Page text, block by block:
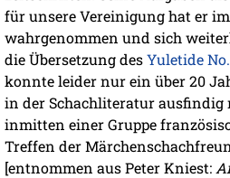
für unsere Vereinigung hat er
wahrgenommen und sich
die Übersetzung desYuletide
konnte leider nur ein über 20
in der Schachliteratur ausfindig
inmitten einer Gruppe
Treffen der
[entnommen aus Peter Kniest: